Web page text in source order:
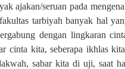
ajakan/seruan pada
tarbiyah banyak hal
dengan lingkaran
cinta kita, seberapa ikhlas
sabar kita di uji, saat